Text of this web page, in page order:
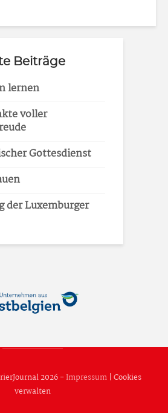
Beiträge
lernen
voller
Gottesdienst
der Luxemburger
2026 -Impressum| Cookies
verwalten